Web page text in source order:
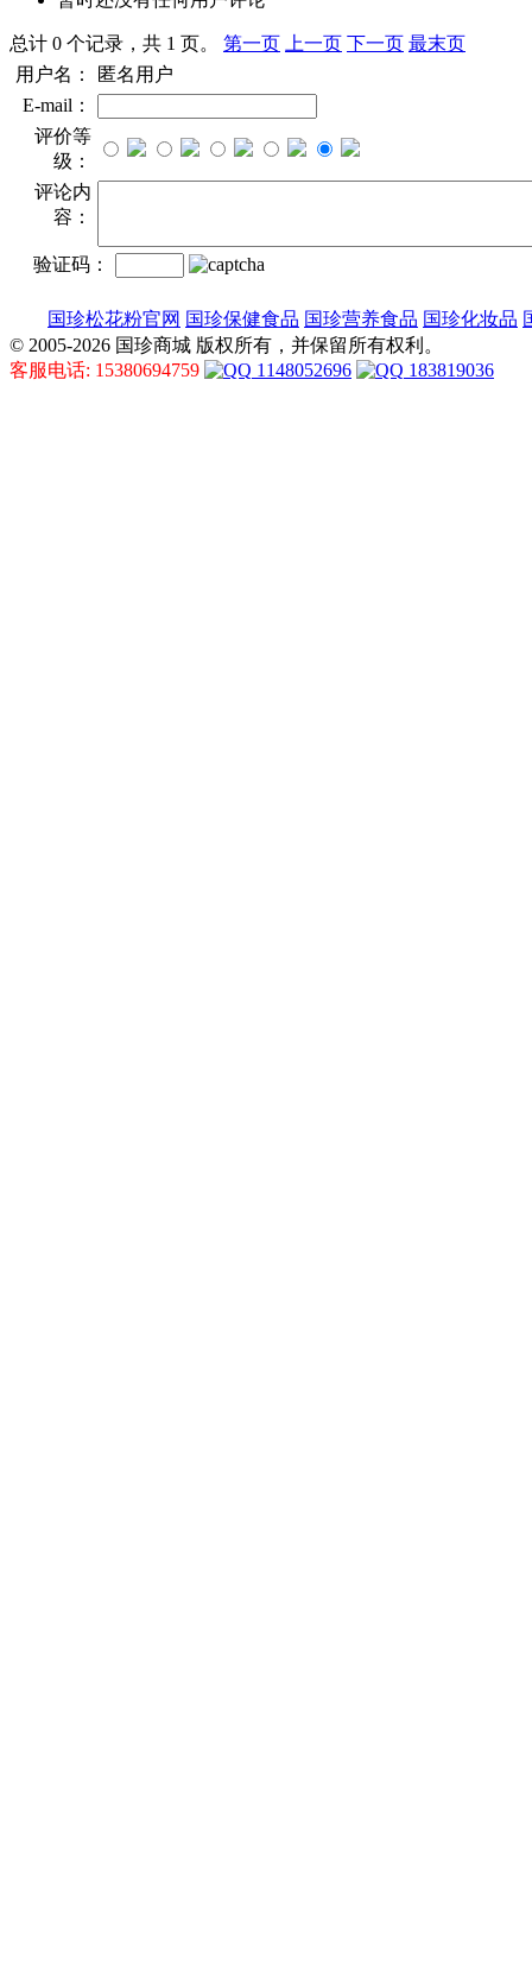
总计 0 个记录，共 1 页。 第一页 上一页 下一页 最末页
用户名：
匿名用户
E-mail：
评价等
级：
评论内
容：
验证码：
国珍松花粉官网 国珍保健食品 国珍营养食品 国珍化妆品
© 2005-2026 国珍商城 版权所有，并保留所有权利。
客服电话: 15380694759
1148052696 183819036